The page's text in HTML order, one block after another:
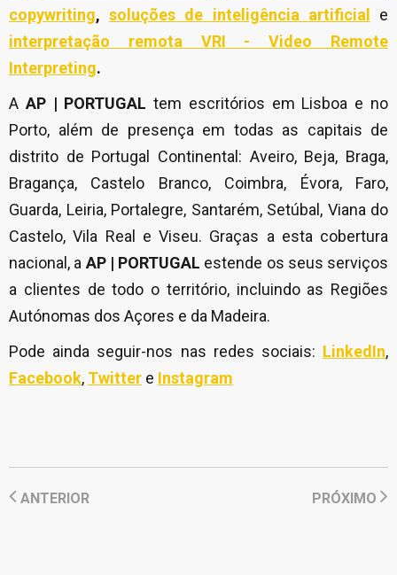
copywriting,soluções de inteligência artificial
e
interpretação remota VRI - Video Remote
Interpreting.
A AP | PORTUGALtem escritórios em Lisboa e no
Porto, além de presença em todas as capitais de
distrito de Portugal Continental: Aveiro, Beja, Braga,
Bragança, Castelo Branco, Coimbra, Évora, Faro,
Guarda, Leiria, Portalegre, Santarém, Setúbal, Viana do
Castelo, Vila Real e Viseu. Graças a esta cobertura
nacional, a AP | PORTUGAL estende os seus serviços
a clientes de todo o território, incluindo as Regiões
Autónomas dos Açores e da Madeira.
Pode ainda seguir-nos nas redes sociais: LinkedIn,
Facebook, Twitter e Instagram
ANTERIOR PRÓXIMO